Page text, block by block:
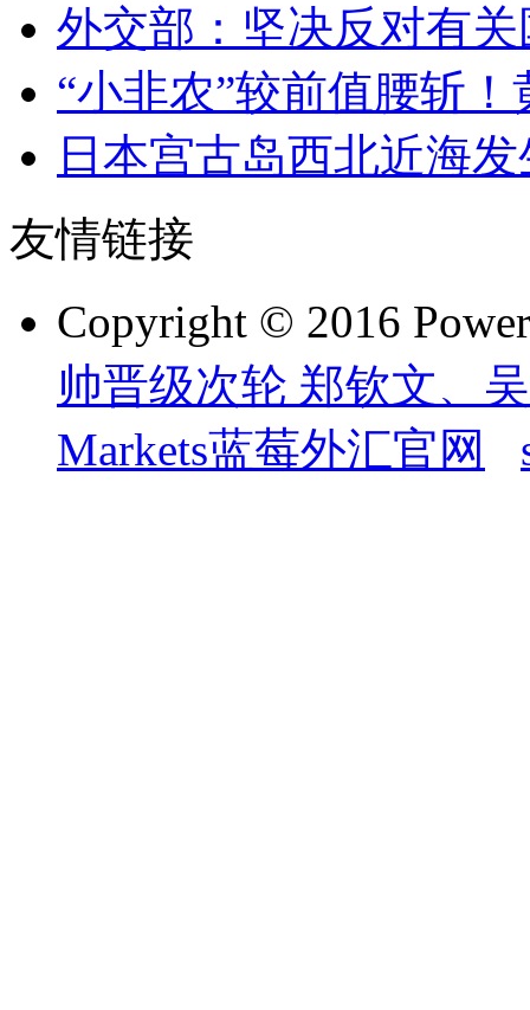
外交部：坚决反对有
“小非农”较前值腰斩
日本宫古岛西北近海
友情链接
Copyright © 2016
帅晋级次轮 郑钦文、
Markets蓝莓外汇官网